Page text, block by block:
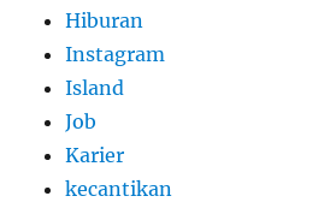
Hiburan
Instagram
Island
Job
Karier
kecantikan